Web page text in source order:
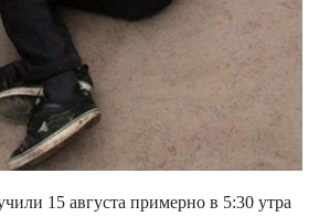
15 августа примерно в 5:30 утра